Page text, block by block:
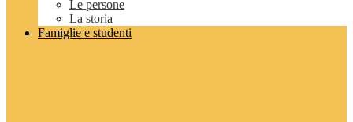
Le persone
La storia
Famiglie e studenti